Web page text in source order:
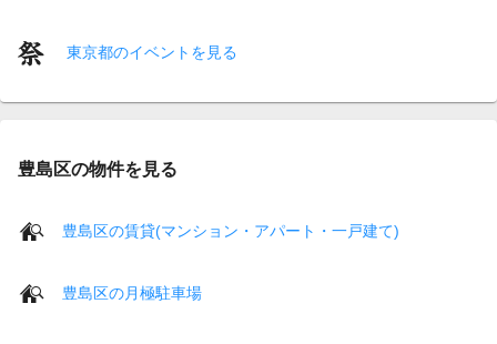
東京都のイベントを見る
豊島区の物件を見る
豊島区の賃貸(マンション・アパート・一戸建て)
豊島区の月極駐車場